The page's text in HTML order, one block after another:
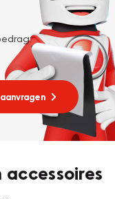
accessoires